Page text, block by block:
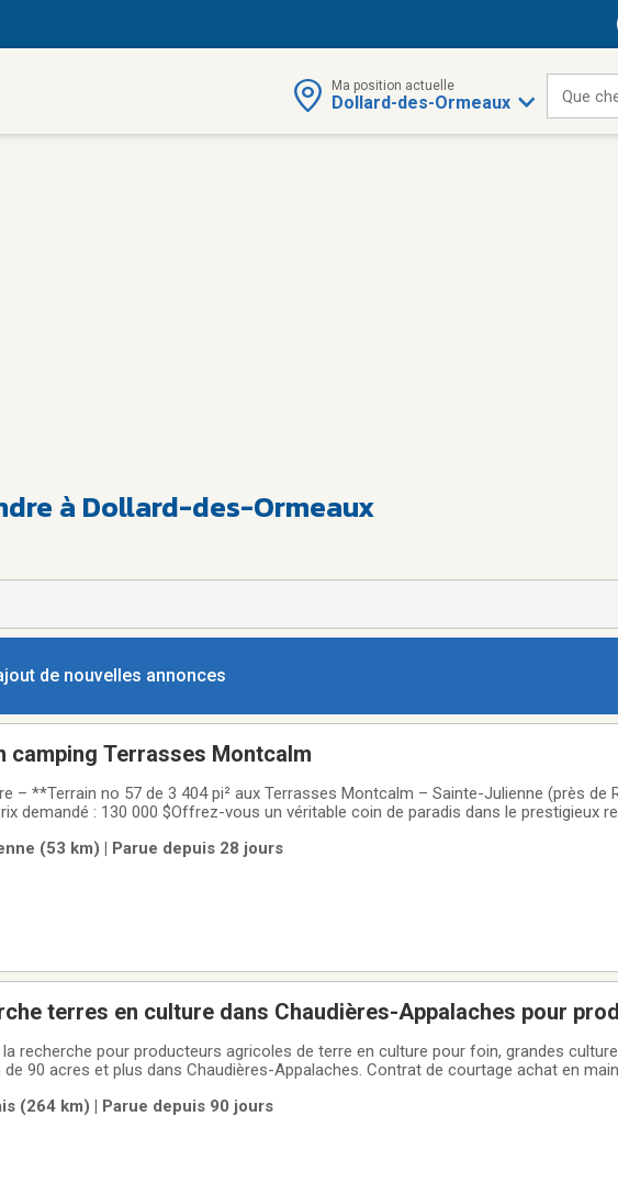
Ma position actuelle
Dollard-des-Ormeaux Que
à Dollard-des-Ormeaux
de nouvelles annonces
camping Terrasses Montcalm
– **Terrain no 57 de 3 404 pi² aux Terrasses Montcalm – Sainte-Julienne (près de
demandé : 130 000 $Offrez-vous un véritable coin de paradis dans le prestigieux
Montcalm.
(53 km) | Parue depuis 28 jours
terres en culture dans Chaudières-Appalaches pour
recherche pour producteurs agricoles de terre en culture pour foin, grandes
90 acres et plus dans Chaudières-Appalaches. Contrat de courtage achat en
(264 km) | Parue depuis 90 jours